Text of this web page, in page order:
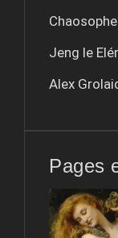
Jeng le
Alex
Pages